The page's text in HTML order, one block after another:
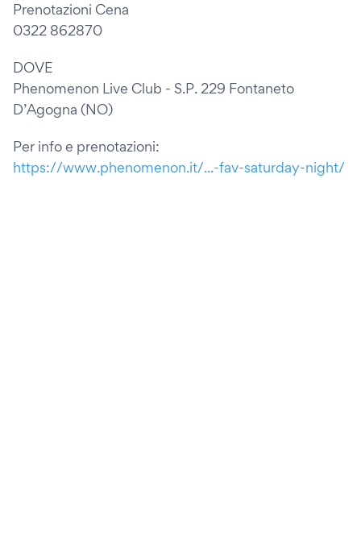
Prenotazioni Cena
0322 862870
DOVE
Phenomenon Live Club - S.P. 229 Fontaneto
D’Agogna (NO)
Per info e prenotazioni:
https://www.phenomenon.it/...-fav-saturday-night/